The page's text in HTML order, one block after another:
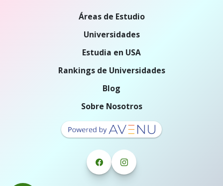
Áreas de Estudio
Universidades
Estudia en USA
Rankings de Universidades
Blog
Sobre Nosotros